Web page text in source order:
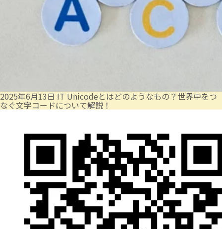
2025年6月13日 IT Unicodeとはどのようなもの？世界中をつ
なぐ文字コードについて解説！